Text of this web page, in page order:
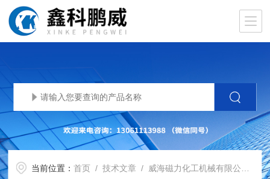
当前位置：首页 /技术文章 / 威海磁力化工机械有限公司技术